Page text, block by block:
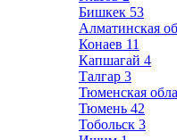
Бишкек 53
Алматинская
Конаев 11
Капшагай 4
Талгар 3
Тюменская
Тюмень 42
Тобольск 3